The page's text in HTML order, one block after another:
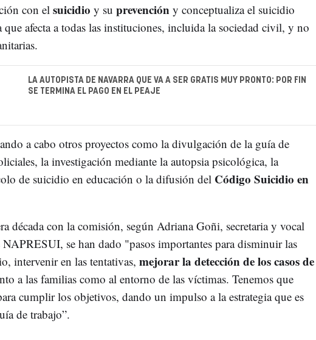
con el suicidio y su prevención y conceptualiza el suicidio
afecta a todas las instituciones, incluida la sociedad civil, y no
LA AUTOPISTA DE NAVARRA QUE VA A SER GRATIS MUY PRONTO: POR FIN
SE TERMINA EL PAGO EN EL PEAJE
a cabo otros proyectos como la divulgación de la guía de
la investigación mediante la autopsia psicológica, la
de suicidio en educación o la difusión del Código Suicidio en
década con la comisión, según Adriana Goñi, secretaria y vocal
se han dado "pasos importantes para disminuir las
intervenir en las tentativas, mejorar la detección de los casos de
a las familias como al entorno de las víctimas. Tenemos que
cumplir los objetivos, dando un impulso a la estrategia que es
de trabajo”.